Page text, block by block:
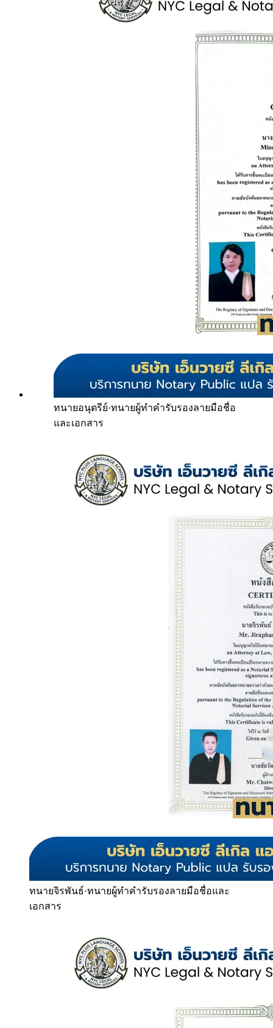
ทนายอนุตรีย์·ทนายผู้ทำคำรับรองลายมือชื่อ
และเอกสาร
ทนายจิรพันธ์·ทนายผู้ทำคำรับรองลายมือชื่อและ
เอกสาร